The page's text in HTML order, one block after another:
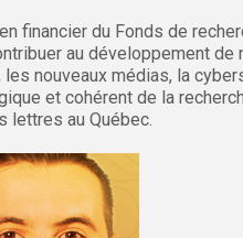
financier du Fonds de
au développement
nouveaux médias, la
et cohérent de la
lettres au Québec.